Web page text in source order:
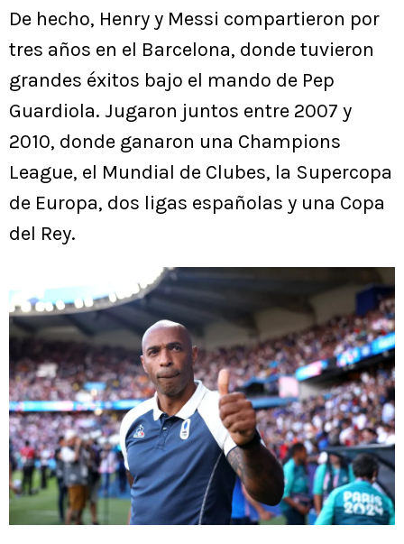
De hecho, Henry y Messi compartieron por
tres años en el Barcelona, donde tuvieron
grandes éxitos bajo el mando de Pep
Guardiola. Jugaron juntos entre 2007 y
2010, donde ganaron una Champions
League, el Mundial de Clubes, la Supercopa
de Europa, dos ligas españolas y una Copa
del Rey.